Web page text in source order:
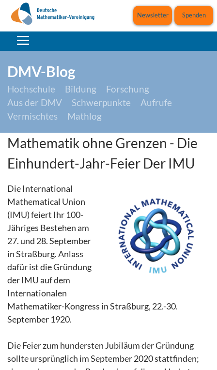
Spenden
Newsletter
DMV-Blog
Hochschule Bildung
Forschung
Aus der DMV
Schwerpunkte
Aufrufe
Vermischtes
Mathlog
Mathematik ohne Grenzen - Die
Einhundert-Jahr-Feier Der IMU
Die International
Mathematical Union
(IMU) feiert Ihr 100-
Jähriges Bestehen am
27. und 28. September
in Straßburg. Anlass
dafür ist die Gründung
der IMU auf dem
Internationalen
Mathematiker-Kongress in Straßburg, 22.-30.
September 1920.
Die Feier zum hundersten Jubiläum der Gründung
sollte ursprünglich im September 2020 stattfinden;